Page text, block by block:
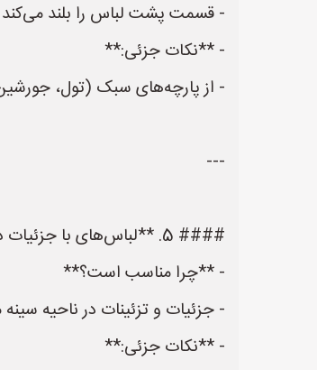
- قسمت پشت لباس را بلند
- **نکات جزئی:**
- از پارچه‌های سبک (تول،
---
#### 5. **لباس‌های با جزئیات در بالای سینه (عدد دار، پرنس‌قوس، پرنس لِتیك)**
- **چرا مناسب است؟**
- جزئیات و تزئینات در ناحیه
- **نکات جزئی:**